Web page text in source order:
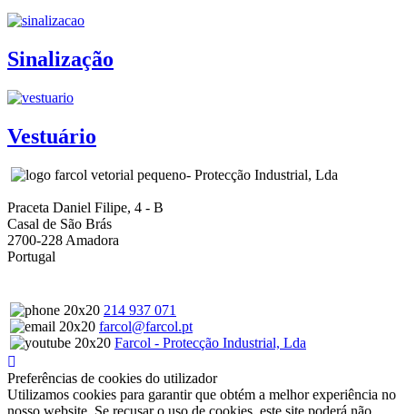
Sinalização
Vestuário
- Protecção Industrial, Lda
Praceta Daniel Filipe, 4 - B
Casal de São Brás
2700-228 Amadora
Portugal
214 937 071
farcol@farcol.pt
Farcol - Protecção Industrial, Lda
Preferências de cookies do utilizador
Utilizamos cookies para garantir que obtém a melhor experiência no
nosso website. Se recusar o uso de cookies, este site poderá não